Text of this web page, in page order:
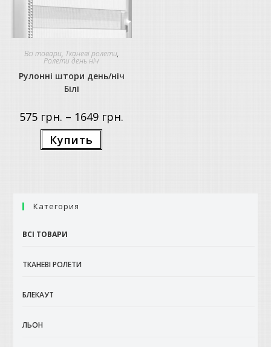
Всі товари, Тканеві ролети,
Ролети день ніч
Рулонні штори день/ніч
Білі
575 грн. – 1649 грн.
Купить Цей
має
Категория
ВСІ ТОВАРИ
ТКАНЕВІ РОЛЕТИ
БЛЕКАУТ
ЛЬОН